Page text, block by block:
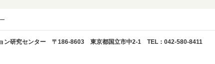
ン研究センター 〒186-8603 東京都国立市中2-1 TEL：042-580-8411